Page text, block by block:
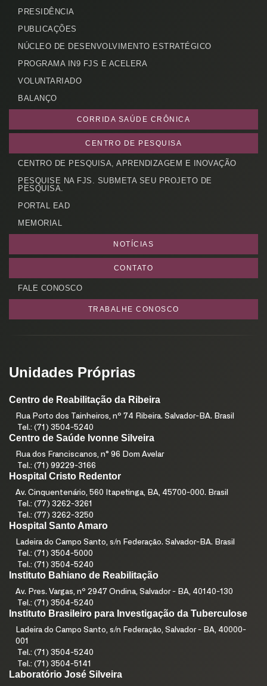
PRESIDÊNCIA
PUBLICAÇÕES
NÚCLEO DE DESENVOLVIMENTO ESTRATÉGICO
PROGRAMA IN9 FJS E ACELERA
VOLUNTARIADO
BALANÇO
CORRIDA SAÚDE CRÔNICA
CENTRO DE PESQUISA
CENTRO DE PESQUISA, APRENDIZAGEM E INOVAÇÃO
PESQUISE NA FJS. SUBMETA SEU PROJETO DE
PESQUISA.
PORTAL EAD
MEMORIAL
NOTÍCIAS
CONTATO
FALE CONOSCO
TRABALHE CONOSCO
Unidades Próprias
Centro de Reabilitação da Ribeira
Rua Porto dos Tainheiros, nº 74 Ribeira. Salvador-BA. Brasil
Tel.: (71) 3504-5240
Centro de Saúde Ivonne Silveira
Rua dos Franciscanos, n° 96 Dom Avelar
Tel.: (71) 99229-3166
Hospital Cristo Redentor
Av. Cinquentenário, 560 Itapetinga, BA, 45700-000. Brasil
Tel.: (77) 3262-3261
Tel.: (77) 3262-3250
Hospital Santo Amaro
Ladeira do Campo Santo, s/n Federação. Salvador-BA. Brasil
Tel.: (71) 3504-5000
Tel.: (71) 3504-5240
Instituto Bahiano de Reabilitação
Av. Pres. Vargas, nº 2947 Ondina, Salvador - BA, 40140-130
Tel.: (71) 3504-5240
Instituto Brasileiro para Investigação da Tuberculose
Ladeira do Campo Santo, s/n Federação, Salvador - BA, 40000-
001
Tel.: (71) 3504-5240
Tel.: (71) 3504-5141
Laboratório José Silveira
CADASTRE-SE
receba notícias da Fundação José
Silveira em seu e-mail.